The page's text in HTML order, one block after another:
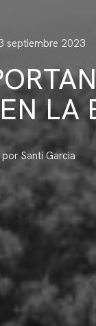
septiembre 2023
LA
por Santi Garcia